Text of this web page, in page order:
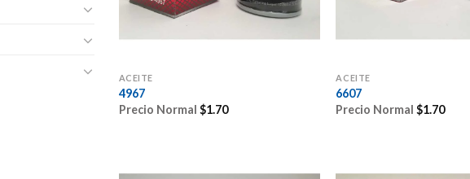
ACEITE
4967
Precio Normal $1.70
ACEITE
6607
Precio Normal$1.70